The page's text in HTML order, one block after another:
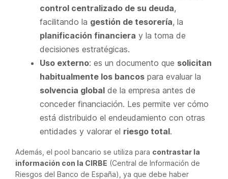
control centralizado de su deuda,
facilitando la gestión de tesorería, la
planificación financiera y la toma de
decisiones estratégicas.
Uso externo: es un documento que solicitan
habitualmente los bancos para evaluar la
solvencia global de la empresa antes de
conceder financiación. Les permite ver cómo
está distribuido el endeudamiento con otras
entidades y valorar el riesgo total.
Además, el pool bancario se utiliza para contrastar la
información con la CIRBE (Central de Información de
Riesgos del Banco de España), ya que debe haber